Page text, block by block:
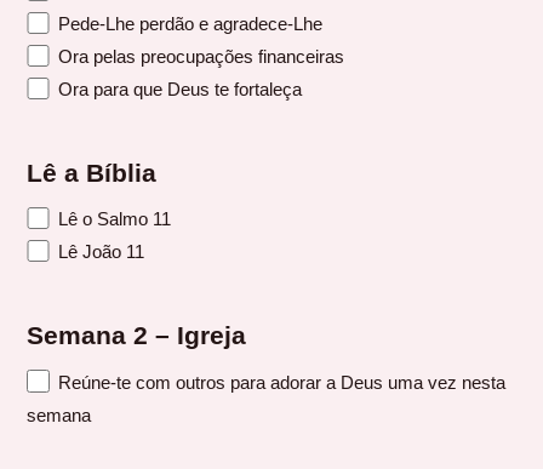
Pede-Lhe perdão e agradece-Lhe
Ora pelas preocupações financeiras
Ora para que Deus te fortaleça
Lê a Bíblia
Lê o Salmo 11
Lê João 11
Semana 2 – Igreja
Reúne-te com outros para adorar a Deus uma vez nesta
semana